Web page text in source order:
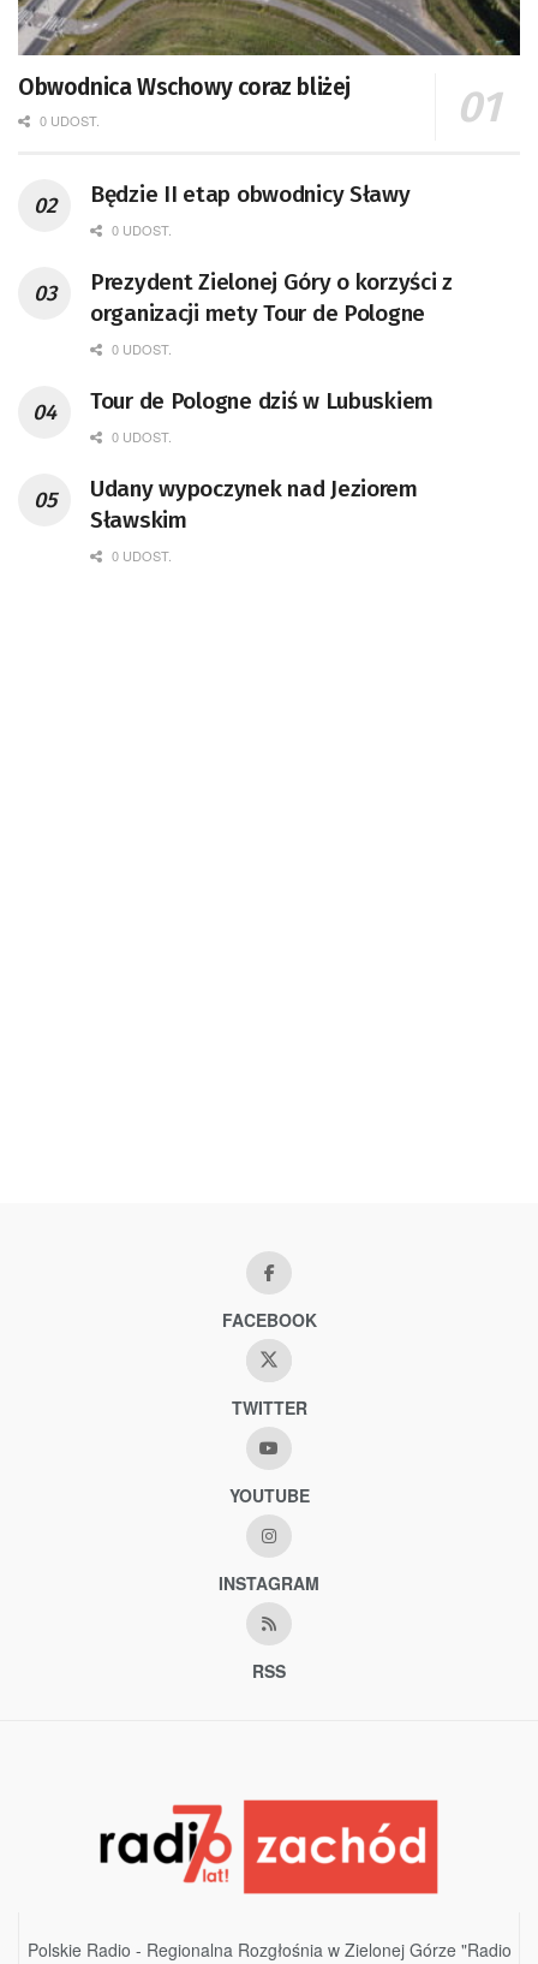
Obwodnica Wschowy coraz bliżej
0 UDOST.
Będzie II etap obwodnicy Sławy
0 UDOST.
Prezydent Zielonej Góry o korzyści z
organizacji mety Tour de Pologne
0 UDOST.
Tour de Pologne dziś w Lubuskiem
0 UDOST.
Udany wypoczynek nad Jeziorem
Sławskim
0 UDOST.
FACEBOOK
TWITTER
YOUTUBE
INSTAGRAM
RSS
Polskie Radio - Regionalna Rozgłośnia w Zielonej Górze "Radio